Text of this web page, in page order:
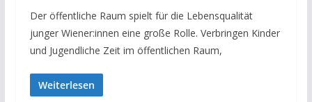
Der öffentliche Raum spielt für die Lebensqualität
junger Wiener:innen eine große Rolle. Verbringen Kinder
und Jugendliche Zeit im öffentlichen Raum,
Weiterlesen